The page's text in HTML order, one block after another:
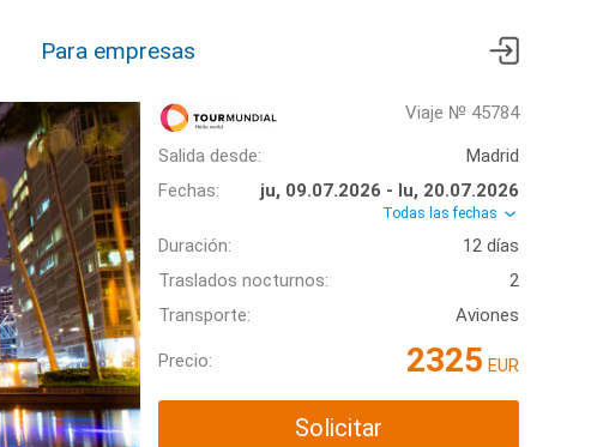
Para empresas
Viaje № 45784
Salida desde:
Madrid
Fechas:
ju, 09.07.2026 - lu, 20.07.2026
Todas las fechas
Duración:
12 días
Traslados nocturnos:
2
Transporte:
Aviones
Precio: 2325 EUR
Solicitar